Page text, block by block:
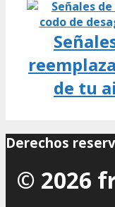
de tu
Derechos
© 2026